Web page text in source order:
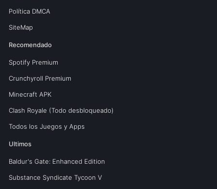
Política DMCA
SiteMap
Recomendado
Spotify Premium
Crunchyroll Premium
Minecraft APK
Clash Royale (Todo desbloqueado)
Todos los Juegos y Apps
Ultimos
Baldur's Gate: Enhanced Edition
Substance Syndicate Tycoon V